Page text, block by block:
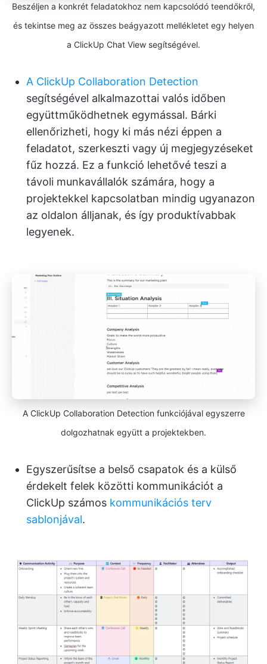
Beszéljen a konkrét feladatokhoz nem kapcsolódó teendőkről,
és tekintse meg az összes beágyazott mellékletet egy helyen
a ClickUp Chat View segítségével.
A ClickUp Collaboration Detection
segítségével alkalmazottai valós időben
együttműködhetnek egymással. Bárki
ellenőrizheti, hogy ki más nézi éppen a
feladatot, szerkeszti vagy új megjegyzéseket
fűz hozzá. Ez a funkció lehetővé teszi a
távoli munkavállalók számára, hogy a
projektekkel kapcsolatban mindig ugyanazon
az oldalon álljanak, és így produktívabbak
legyenek.
A ClickUp Collaboration Detection funkciójával egyszerre
dolgozhatnak együtt a projektekben.
Egyszerűsítse a belső csapatok és a külső
érdekelt felek közötti kommunikációt a
ClickUp számos kommunikációs terv
sablonjával.